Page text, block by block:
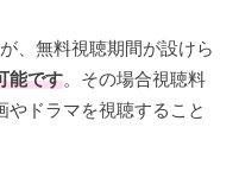
、無料視聴期間が設けら
能です。その場合視聴料
やドラマを視聴すること